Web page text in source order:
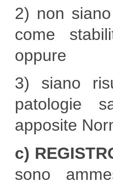
2) non
come
oppure
3) siano
patologie
apposite
c)
sono